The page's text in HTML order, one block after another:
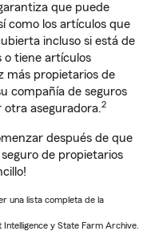
que puede
como los artículos que
incluso si está de
o tiene artículos
más propietarios de
compañía de seguros
aseguradora.2
después de que
de propietarios
una lista completa de la
y State Farm Archive.